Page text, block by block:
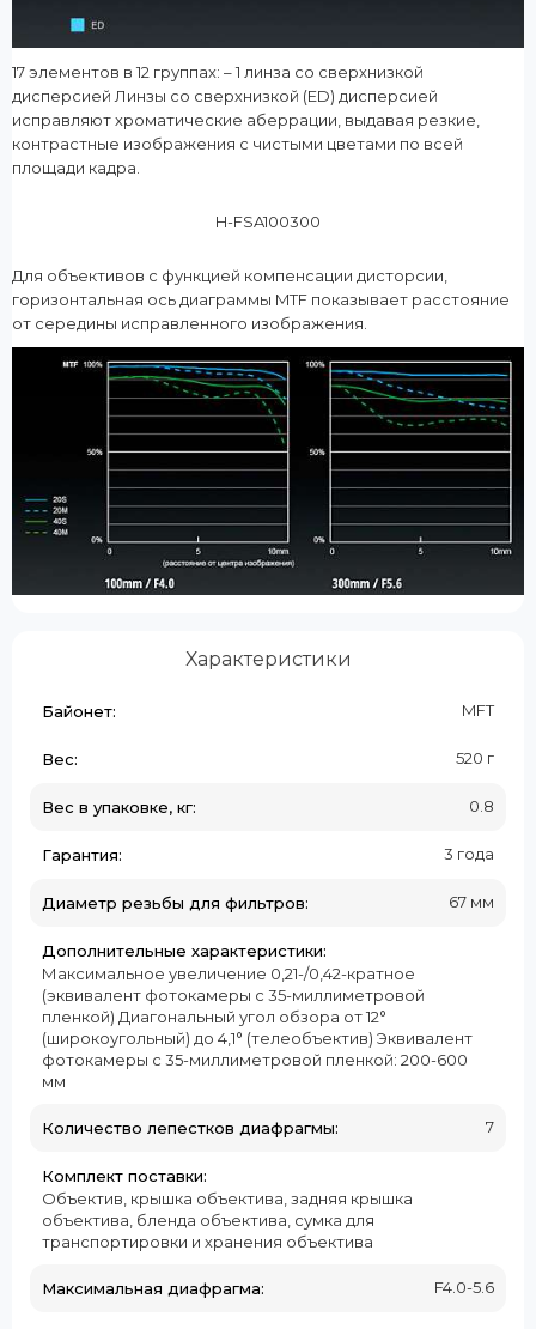
17 элементов в 12 группах: – 1 линза со сверхнизкой
дисперсией Линзы со сверхнизкой (ED) дисперсией
исправляют хроматические аберрации, выдавая резкие,
контрастные изображения с чистыми цветами по всей
площади кадра.
H-FSA100300
Для объективов с функцией компенсации дисторсии,
горизонтальная ось диаграммы MTF показывает расстояние
от середины исправленного изображения.
Характеристики
Байонет: MFT
Вес: 520 г
Вес в упаковке, кг: 0.8
Гарантия: 3 года
Диаметр резьбы для фильтров: 67 мм
Дополнительные характеристики:
Максимальное увеличение 0,21-/0,42-кратное
(эквивалент фотокамеры с 35-миллиметровой
пленкой) Диагональный угол обзора от 12°
(широкоугольный) до 4,1° (телеобъектив) Эквивалент
фотокамеры с 35-миллиметровой пленкой: 200-600
мм
Количество лепестков диафрагмы: 7
Комплект поставки:
Объектив, крышка объектива, задняя крышка
объектива, бленда объектива, сумка для
транспортировки и хранения объектива
Максимальная диафрагма: F4.0-5.6